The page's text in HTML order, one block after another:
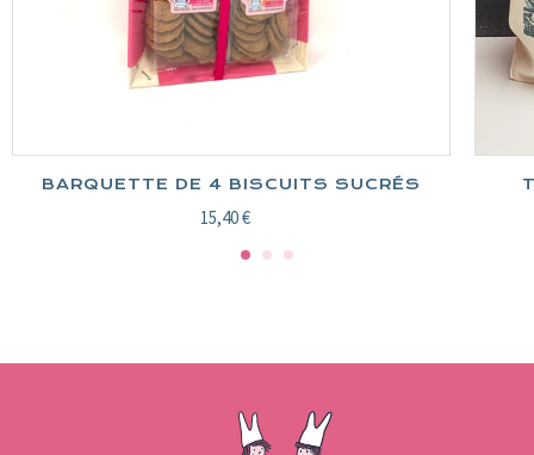
BARQUETTE DE 4 BISCUITS SUCRÉS
Prix
normal
15,40 €